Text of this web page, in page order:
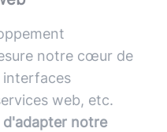
notre cœur de
interfaces
web, etc.
d'adapter notre